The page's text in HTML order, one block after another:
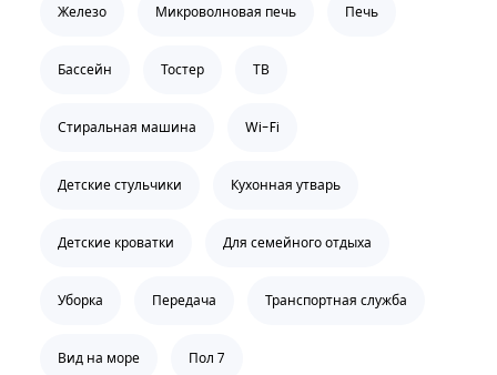
Железо Микроволновая печь Печь
Бассейн Тостер ТВ
Стиральная машина Wi-Fi
Детские стульчики Кухонная утварь
Детские кроватки Для семейного отдыха
Уборка Передача Транспортная служба
Вид на море Пол 7